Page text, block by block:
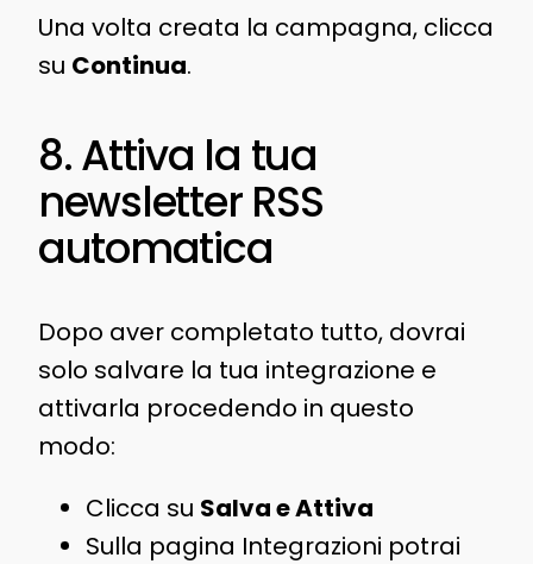
Una volta creata la campagna, clicca
su Continua.
8. Attiva la tua
newsletter RSS
automatica
Dopo aver completato tutto, dovrai
solo salvare la tua integrazione e
attivarla procedendo in questo
modo:
Clicca su Salva e Attiva
Sulla pagina Integrazioni potrai